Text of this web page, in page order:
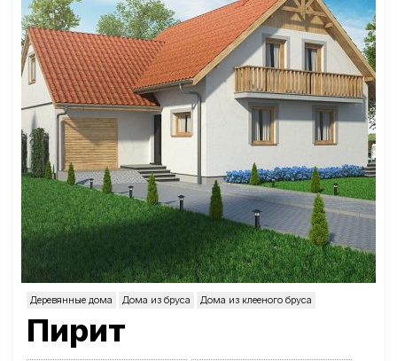
Деревянные дома Дома из бруса Дома из клееного бруса
Пирит